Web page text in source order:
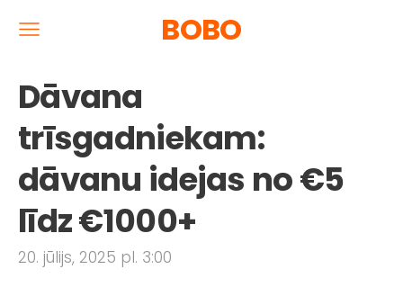
BOBO
Dāvana
trīsgadniekam:
dāvanu idejas no €5
līdz €1000+
20. jūlijs, 2025 pl. 3:00